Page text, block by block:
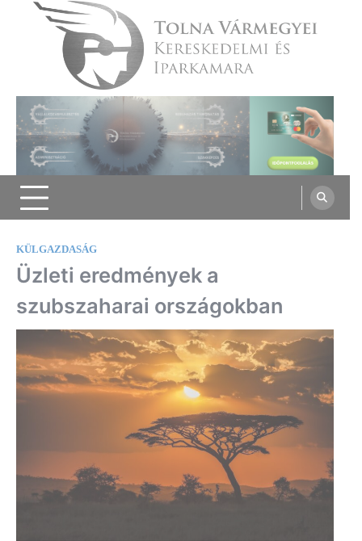
Tolna Vármegyei Kereskedelmi és
Iparkamara
KÜLGAZDASÁG
Üzleti eredmények a
szubszaharai országokban